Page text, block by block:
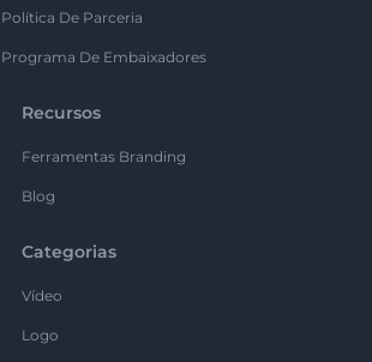
Política De Parceria
Programa De Embaixadores
Recursos
Ferramentas Branding
Blog
Categorias
Vídeo
Logo